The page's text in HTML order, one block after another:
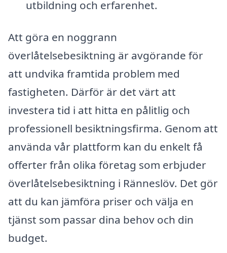
utbildning och erfarenhet.
Att göra en noggrann
överlåtelsebesiktning är avgörande för
att undvika framtida problem med
fastigheten. Därför är det värt att
investera tid i att hitta en pålitlig och
professionell besiktningsfirma. Genom att
använda vår plattform kan du enkelt få
offerter från olika företag som erbjuder
överlåtelsebesiktning i Ränneslöv. Det gör
att du kan jämföra priser och välja en
tjänst som passar dina behov och din
budget.